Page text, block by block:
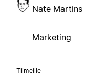
Nate Martins
Marketing
Tiimeille